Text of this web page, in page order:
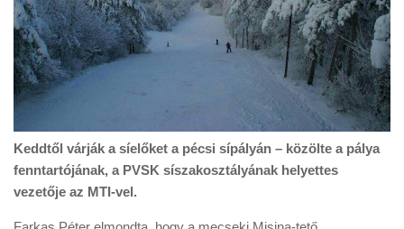
Keddtől várják a síelőket a pécsi sípályán – közölte a pálya
fenntartójának, a PVSK síszakosztályának helyettes
vezetője az MTI-vel.